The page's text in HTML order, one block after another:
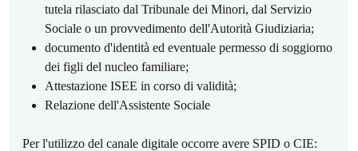
tutela rilasciato dal Tribunale dei Minori, dal Servizio
Sociale o un provvedimento dell'Autorità Giudiziaria;
documento d'identità ed eventuale permesso di soggiorno
dei figli del nucleo familiare;
Attestazione ISEE in corso di validità;
Relazione dell'Assistente Sociale
Per l'utilizzo del canale digitale occorre avere SPID o CIE: